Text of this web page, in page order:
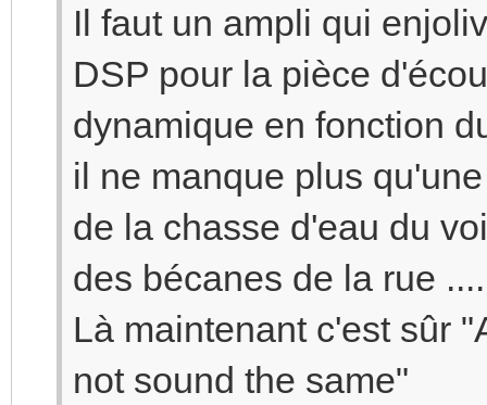
Il faut un ampli qui
DSP pour la pièce
dynamique en fonction
il ne manque plus
de la chasse d'eau du
des bécanes de la rue ....
Là maintenant c'est sûr
not sound the same"